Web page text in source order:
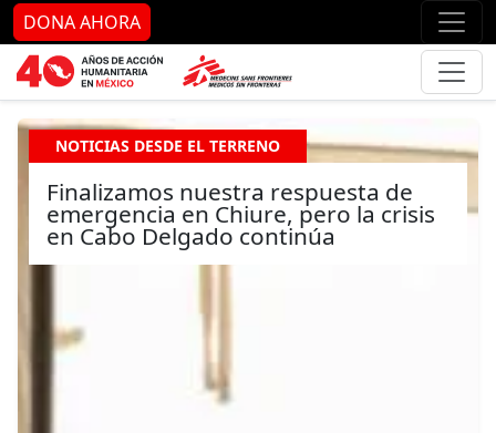
Ir al contenido principal Ir
DONA AHORA
NOTICIAS DESDE EL TERRENO
Finalizamos nuestra respuesta de
emergencia en Chiure, pero la crisis
en Cabo Delgado continúa